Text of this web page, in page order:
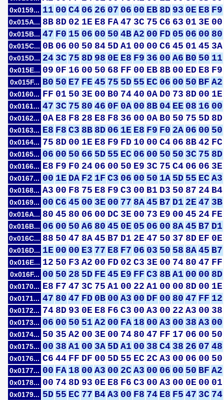
0x0159... 11 00 C4 06 26 07 06 00 EB 8D 93 0E E8 F9
0x015A... 8B 8D 02 1E E8 FA 47 3C 75 C6 63 01 3E 00
0x015B... 47 F0 15 06 00 50 4B A2 00 FD 05 06 00 80
0x015C... 0B 06 00 50 84 5D A1 00 00 C6 45 01 45 3A
0x015D... 24 3C 75 8D 98 0E E8 F9 36 00 A6 B0 50 11
0x015E... 09 0F 16 00 50 68 FF 00 EB 8B 00 ED E8 F9
0x015F... B0 50 E7 FE 45 75 5D 55 EC 06 00 50 BF A2
0x0160... FF 01 50 3E 00 B0 74 40 0A D0 73 8D 00 1E
0x0161... 47 3C 75 80 46 0F 0A 00 8B 04 EE 08 16 00
0x0162... 0A E8 F8 28 E8 F8 36 00 0A B0 50 75 5D 8D
0x0163... E8 F8 C3 8B 8D 06 1E E8 F9 F0 2A 06 00 50
0x0164... 75 8D 00 1E E8 F9 FD 10 00 C4 06 8B 42 FC
0x0165... 06 00 50 66 5D 55 EC 06 00 50 50 3C 75 8D
0x0166... E8 F9 F0 24 06 00 50 E9 3C 75 C4 06 06 3E
0x0167... 00 1E DA F2 1F C3 06 00 50 1A 5D 55 EC A3
0x0168... A3 00 F8 75 E8 F9 C3 00 B1 D3 50 87 24 B4
0x0169... 00 C6 45 00 3E 00 77 8A 45 B7 D1 2E 47 3B
0x016A... 80 45 80 06 00 DC 3E 00 73 E9 00 45 24 FE
0x016B... 06 00 50 A6 80 45 0E 05 06 00 8A 45 B7 D1
0x016C... 88 50 47 8A 45 B7 D1 2E 47 50 37 8D EF 0E
0x016D... 1E 00 00 E3 77 E8 F7 06 03 50 58 8A 45 B7
0x016E... 12 50 F3 A2 00 FD 02 C3 3E 00 74 80 47 FF
0x016F... 00 50 28 5D FE 45 E9 FF C3 8B A1 00 00 8D
0x0170... E8 F7 47 3C 75 A1 00 22 A1 00 00 8D 00 1E
0x0171... 47 80 47 FD 0B 00 A3 00 DF 00 80 47 FF 12
0x0172... 74 8D 93 0E E8 F6 C3 00 A3 00 22 A3 00 38
0x0173... 06 00 50 51 A2 00 FA 18 00 A3 00 38 A3 00
0x0174... 50 35 A2 00 3E 00 74 80 47 FF 17 06 00 50
0x0175... 00 38 A1 00 3A 5D A1 00 38 C4 38 26 07 48
0x0176... C6 44 FF DF 00 5D 55 EC 2C A3 00 06 00 50
0x0177... 00 FA 18 00 A3 00 2C A3 00 06 00 50 BF A2
0x0178... 00 74 8D 93 0E E8 F6 C3 00 A3 00 0E 00 01
0x0179... 5D 55 EC 77 B4 A3 00 F8 74 E8 F5 47 3C 74